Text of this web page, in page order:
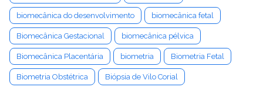
biomecânica do desenvolvimento biomecânica fetal
Biomecânica Gestacional biomecânica pélvica
Biomecânica Placentária biometria Biometria Fetal
Biometria Obstétrica Biópsia de Vilo Corial